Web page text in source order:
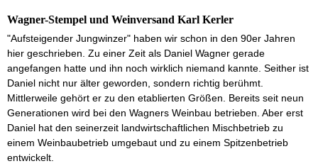
Wagner-Stempel und Weinversand Karl Kerler
"Aufsteigender Jungwinzer" haben wir schon in den 90er Jahren
hier geschrieben. Zu einer Zeit als Daniel Wagner gerade
angefangen hatte und ihn noch wirklich niemand kannte. Seither ist
Daniel nicht nur älter geworden, sondern richtig berühmt.
Mittlerweile gehört er zu den etablierten Größen. Bereits seit neun
Generationen wird bei den Wagners Weinbau betrieben. Aber erst
Daniel hat den seinerzeit landwirtschaftlichen Mischbetrieb zu
einem Weinbaubetrieb umgebaut und zu einem Spitzenbetrieb
entwickelt.